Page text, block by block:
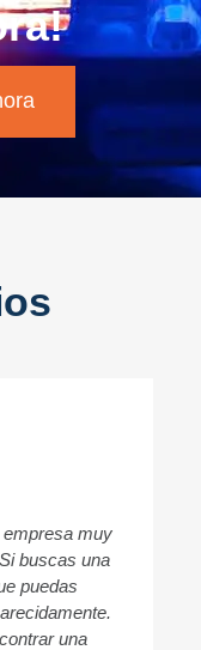
empresa muy
buscas una
puedas
una